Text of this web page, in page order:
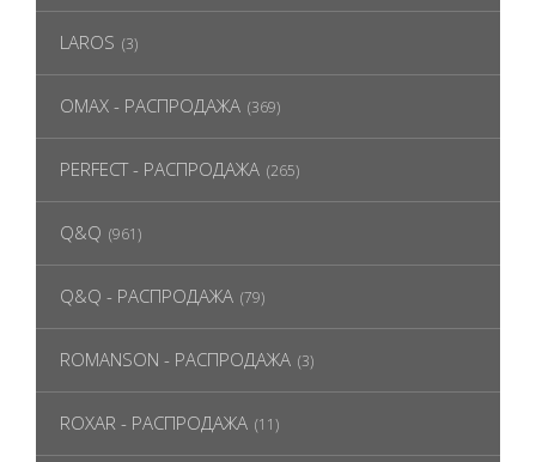
LAROS (3)
OMAX - РАСПРОДАЖА (369)
PERFECT - РАСПРОДАЖА (265)
Q&Q (961)
Q&Q - РАСПРОДАЖА (79)
ROMANSON - РАСПРОДАЖА (3)
ROXAR - РАСПРОДАЖА (11)